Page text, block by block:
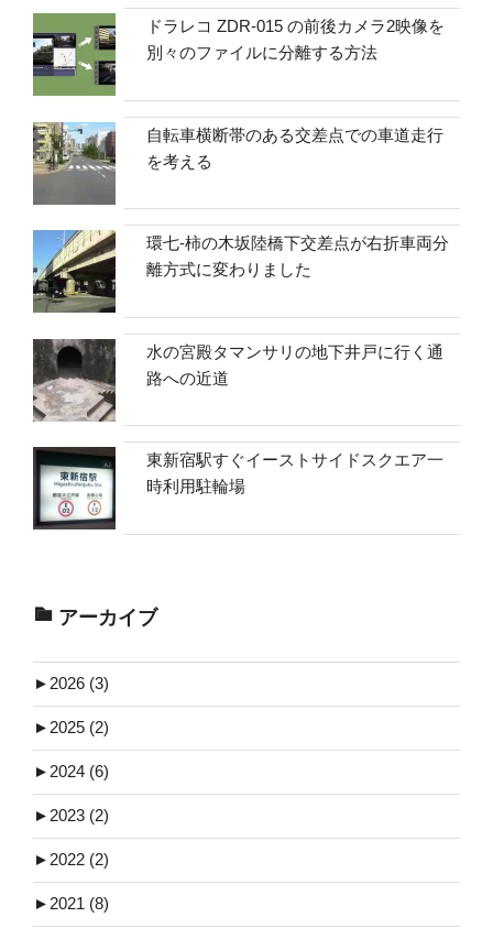
ドラレコ ZDR-015 の前後カメラ2映像を
別々のファイルに分離する方法
自転車横断帯のある交差点での車道走行
を考える
環七-柿の木坂陸橋下交差点が右折車両分
離方式に変わりました
水の宮殿タマンサリの地下井戸に行く通
路への近道
東新宿駅すぐイーストサイドスクエア一
時利用駐輪場
アーカイブ
►2026 (3)
►2025 (2)
►2024 (6)
►2023 (2)
►2022 (2)
►2021 (8)